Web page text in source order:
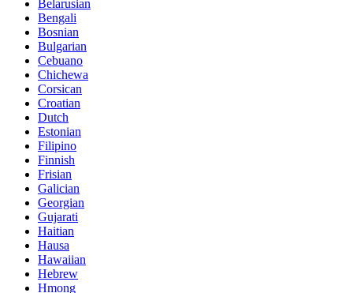
Belarusian
Bengali
Bosnian
Bulgarian
Cebuano
Chichewa
Corsican
Croatian
Dutch
Estonian
Filipino
Finnish
Frisian
Galician
Georgian
Gujarati
Haitian
Hausa
Hawaiian
Hebrew
Hmong